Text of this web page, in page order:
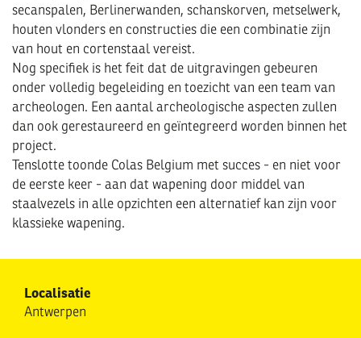
secanspalen, Berlinerwanden, schanskorven, metselwerk,
houten vlonders en constructies die een combinatie zijn
van hout en cortenstaal vereist.
Nog specifiek is het feit dat de uitgravingen gebeuren
onder volledig begeleiding en toezicht van een team van
archeologen. Een aantal archeologische aspecten zullen
dan ook gerestaureerd en geïntegreerd worden binnen het
project.
Tenslotte toonde Colas Belgium met succes - en niet voor
de eerste keer - aan dat wapening door middel van
staalvezels in alle opzichten een alternatief kan zijn voor
klassieke wapening.
Localisatie
Antwerpen